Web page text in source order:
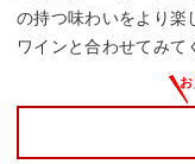
の持つ味わいをより楽
ワインと合わせてみて